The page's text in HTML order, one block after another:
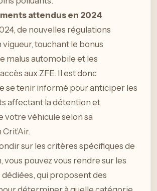
attendus en 2024
de nouvelles régulations
touchant le bonus
malus automobile et les
aux ZFE. Il est donc
se tenir informé pour anticiper les
affectant la détention et
votre véhicule selon sa
sur les critères spécifiques de
vous pouvez vous rendre sur les
qui proposent des